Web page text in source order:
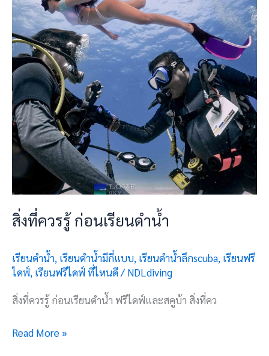
สิ่งที่ควรรู้ ก่อนเรียนดำน้ำ
เรียนดำน้ำ, เรียนดำน้ำมีกี่แบบ, เรียนดำน้ำลึกscuba, เรียนฟรี
ไดฟ์, เรียนฟรีไดฟ์ ที่ไหนดี/NDLdiving
สิ่งที่ควรรู้ ก่อนเรียนดำน้ำ ฟรีไดฟ์และสคูบ้า สิ่งที่คว
รู้
ก่อน
เรียน
ดำ
น้ำ
Read More »